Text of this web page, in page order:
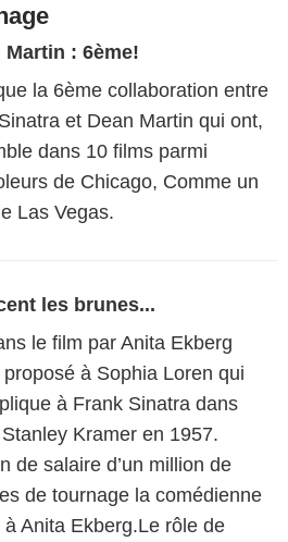
Martin : 6ème!
la 6ème collaboration entre
et Dean Martin qui ont,
dans 10 films parmi
de Chicago, Comme un
Las Vegas.
les brunes...
le film par Anita Ekberg
à Sophia Loren qui
à Frank Sinatra dans
Kramer en 1957.
de salaire d’un million de
de tournage la comédienne
Anita Ekberg.Le rôle de